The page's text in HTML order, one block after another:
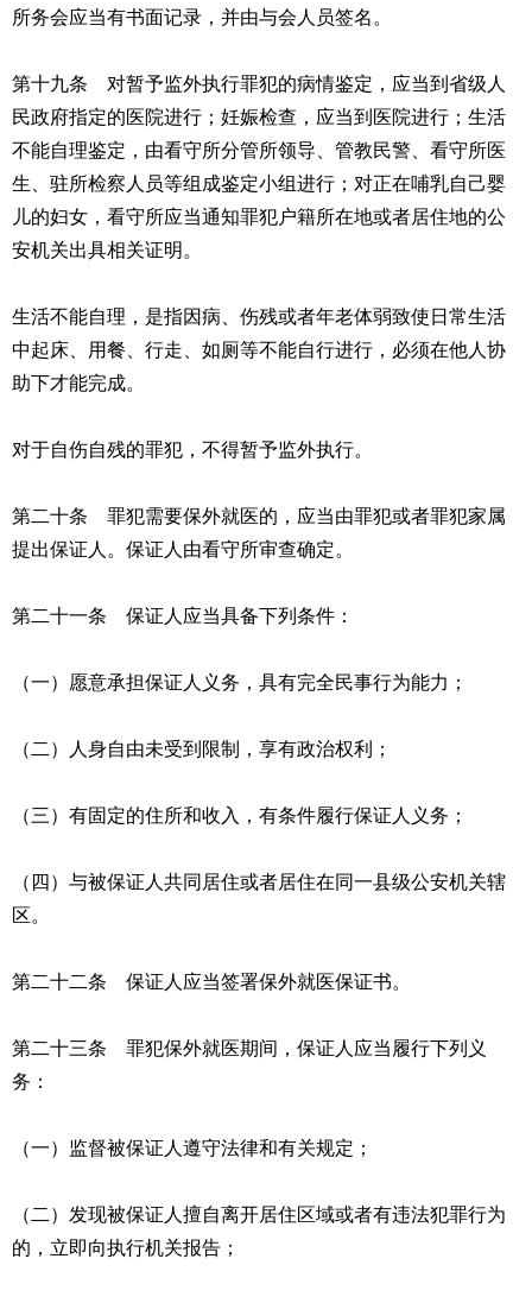
所务会应当有书面记录，并由与会人员签名。
第十九条 对暂予监外执行罪犯的病情鉴定，应当到省级人
民政府指定的医院进行；妊娠检查，应当到医院进行；生活
不能自理鉴定，由看守所分管所领导、管教民警、看守所医
生、驻所检察人员等组成鉴定小组进行；对正在哺乳自己婴
儿的妇女，看守所应当通知罪犯户籍所在地或者居住地的公
安机关出具相关证明。
生活不能自理，是指因病、伤残或者年老体弱致使日常生活
中起床、用餐、行走、如厕等不能自行进行，必须在他人协
助下才能完成。
对于自伤自残的罪犯，不得暂予监外执行。
第二十条 罪犯需要保外就医的，应当由罪犯或者罪犯家属
提出保证人。保证人由看守所审查确定。
第二十一条 保证人应当具备下列条件：
（一）愿意承担保证人义务，具有完全民事行为能力；
（二）人身自由未受到限制，享有政治权利；
（三）有固定的住所和收入，有条件履行保证人义务；
（四）与被保证人共同居住或者居住在同一县级公安机关辖
区。
第二十二条 保证人应当签署保外就医保证书。
第二十三条 罪犯保外就医期间，保证人应当履行下列义
务：
（一）监督被保证人遵守法律和有关规定；
（二）发现被保证人擅自离开居住区域或者有违法犯罪行为
的，立即向执行机关报告；